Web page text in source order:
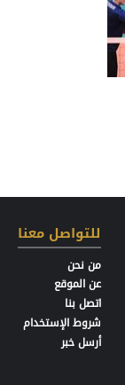
للتواصل معنا
من نحن
عن الموقع
اتصل بنا
شروط الإستخدام
أرسل خبر